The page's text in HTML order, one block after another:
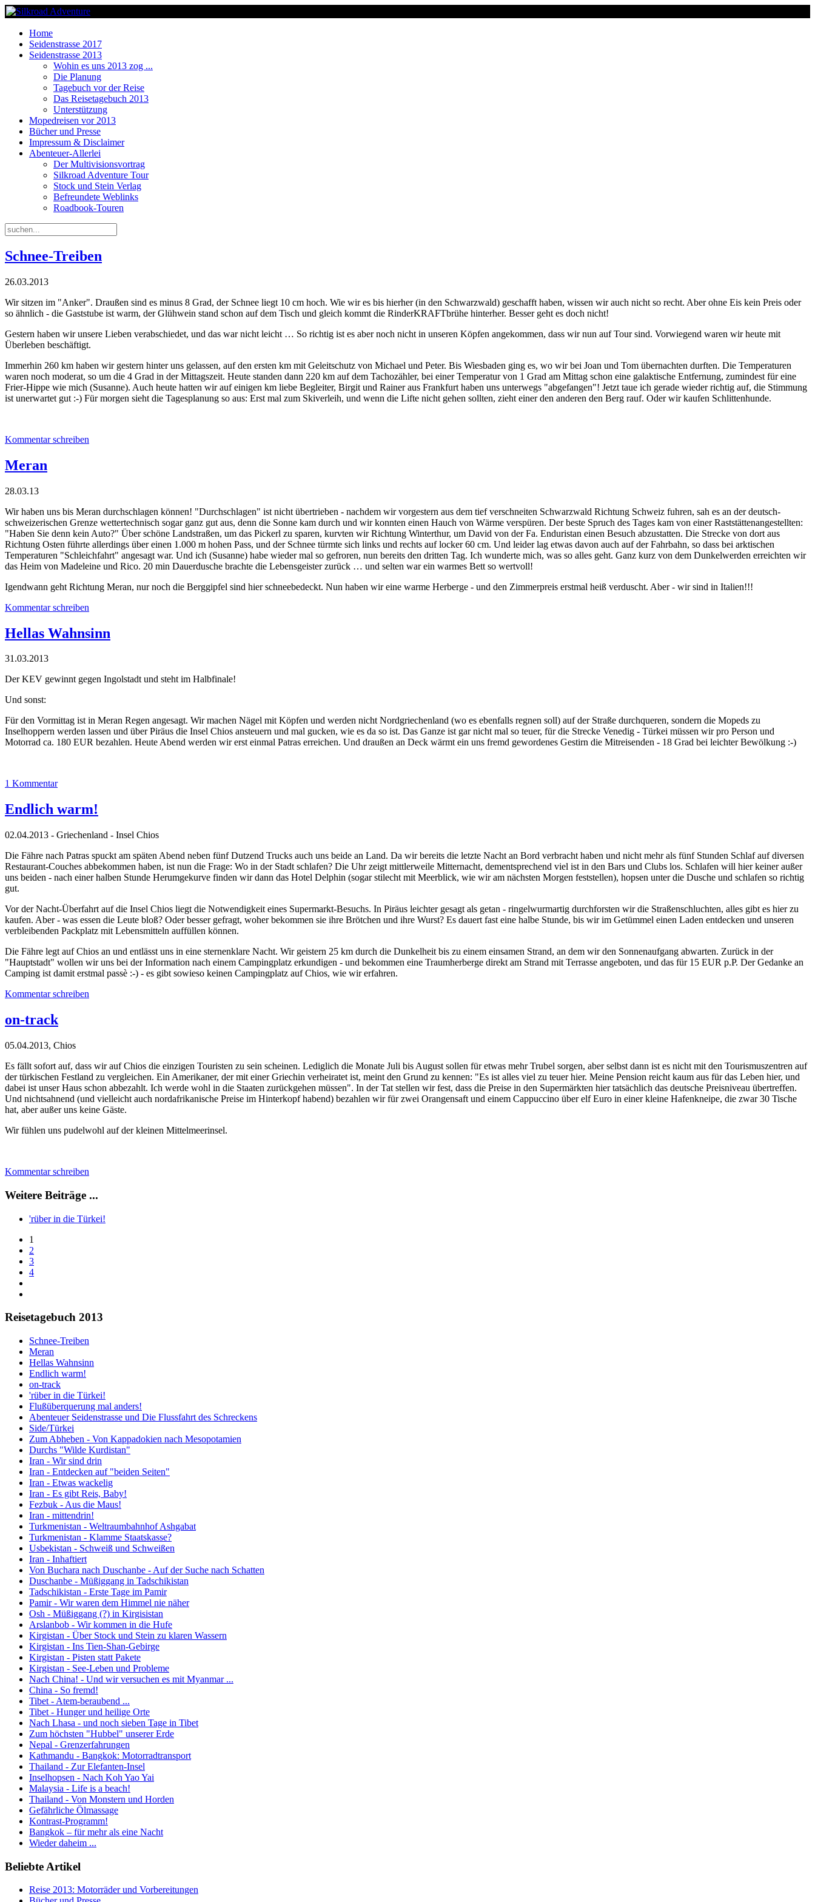
Home
Seidenstrasse 2017
Seidenstrasse 2013
Wohin es uns 2013 zog ...
Die Planung
Tagebuch vor der Reise
Das Reisetagebuch 2013
Unterstützung
Mopedreisen vor 2013
Bücher und Presse
Impressum & Disclaimer
Abenteuer-Allerlei
Der Multivisionsvortrag
Silkroad Adventure Tour
Stock und Stein Verlag
Befreundete Weblinks
Roadbook-Touren
Schnee-Treiben
26.03.2013
Wir sitzen im "Anker". Draußen sind es minus 8 Grad, der Schnee liegt 10 cm hoch. Wie wir es bis hierher (in den Schwarzwald) geschafft haben, wissen wir auch nicht so recht. Aber ohne Eis kein Preis oder
so ähnlich - die Gaststube ist warm, der Glühwein stand schon auf dem Tisch und gleich kommt die RinderKRAFTbrühe hinterher. Besser geht es doch nicht!
Gestern haben wir unsere Lieben verabschiedet, und das war nicht leicht … So richtig ist es aber noch nicht in unseren Köpfen angekommen, dass wir nun auf Tour sind. Vorwiegend waren wir heute mit
Überleben beschäftigt.
Immerhin 260 km haben wir gestern hinter uns gelassen, auf den ersten km mit Geleitschutz von Michael und Peter. Bis Wiesbaden ging es, wo wir bei Joan und Tom übernachten durften. Die Temperaturen
waren noch moderat, so um die 4 Grad in der Mittagszeit. Heute standen dann 220 km auf dem Tachozähler, bei einer Temperatur von 1 Grad am Mittag schon eine galaktische Entfernung, zumindest für eine
Frier-Hippe wie mich (Susanne). Auch heute hatten wir auf einigen km liebe Begleiter, Birgit und Rainer aus Frankfurt haben uns unterwegs "abgefangen"! Jetzt taue ich gerade wieder richtig auf, die Stimmung
ist unerwartet gut :-) Für morgen sieht die Tagesplanung so aus: Erst mal zum Skiverleih, und wenn die Lifte nicht gehen sollten, zieht einer den anderen den Berg rauf. Oder wir kaufen Schlittenhunde.
Kommentar schreiben
Meran
28.03.13
Wir haben uns bis Meran durchschlagen können! "Durchschlagen" ist nicht übertrieben - nachdem wir vorgestern aus dem tief verschneiten Schwarzwald Richtung Schweiz fuhren, sah es an der deutsch-
schweizerischen Grenze wettertechnisch sogar ganz gut aus, denn die Sonne kam durch und wir konnten einen Hauch von Wärme verspüren. Der beste Spruch des Tages kam von einer Raststättenangestellten:
"Haben Sie denn kein Auto?" Über schöne Landstraßen, um das Pickerl zu sparen, kurvten wir Richtung Winterthur, um David von der Fa. Enduristan einen Besuch abzustatten. Die Strecke von dort aus
Richtung Osten führte allerdings über einen 1.000 m hohen Pass, und der Schnee türmte sich links und rechts auf locker 60 cm. Und leider lag etwas davon auch auf der Fahrbahn, so dass bei arktischen
Temperaturen "Schleichfahrt" angesagt war. Und ich (Susanne) habe wieder mal so gefroren, nun bereits den dritten Tag. Ich wunderte mich, was so alles geht. Ganz kurz von dem Dunkelwerden erreichten wir
das Heim von Madeleine und Rico. 20 min Dauerdusche brachte die Lebensgeister zurück … und selten war ein warmes Bett so wertvoll!
Igendwann geht Richtung Meran, nur noch die Berggipfel sind hier schneebedeckt. Nun haben wir eine warme Herberge - und den Zimmerpreis erstmal heiß verduscht. Aber - wir sind in Italien!!!
Kommentar schreiben
Hellas Wahnsinn
31.03.2013
Der KEV gewinnt gegen Ingolstadt und steht im Halbfinale!
Und sonst:
Für den Vormittag ist in Meran Regen angesagt. Wir machen Nägel mit Köpfen und werden nicht Nordgriechenland (wo es ebenfalls regnen soll) auf der Straße durchqueren, sondern die Mopeds zu
Inselhoppern werden lassen und über Piräus die Insel Chios ansteuern und mal gucken, wie es da so ist. Das Ganze ist gar nicht mal so teuer, für die Strecke Venedig - Türkei müssen wir pro Person und
Motorrad ca. 180 EUR bezahlen. Heute Abend werden wir erst einmal Patras erreichen. Und draußen an Deck wärmt ein uns fremd gewordenes Gestirn die Mitreisenden - 18 Grad bei leichter Bewölkung :-)
1 Kommentar
Endlich warm!
02.04.2013 - Griechenland - Insel Chios
Die Fähre nach Patras spuckt am späten Abend neben fünf Dutzend Trucks auch uns beide an Land. Da wir bereits die letzte Nacht an Bord verbracht haben und nicht mehr als fünf Stunden Schlaf auf diversen
Restaurant-Couches abbekommen haben, ist nun die Frage: Wo in der Stadt schlafen? Die Uhr zeigt mittlerweile Mitternacht, dementsprechend viel ist in den Bars und Clubs los. Schlafen will hier keiner außer
uns beiden - nach einer halben Stunde Herumgekurve finden wir dann das Hotel Delphin (sogar stilecht mit Meerblick, wie wir am nächsten Morgen feststellen), hopsen unter die Dusche und schlafen so richtig
gut.
Vor der Nacht-Überfahrt auf die Insel Chios liegt die Notwendigkeit eines Supermarkt-Besuchs. In Piräus leichter gesagt als getan - ringelwurmartig durchforsten wir die Straßenschluchten, alles gibt es hier zu
kaufen. Aber - was essen die Leute bloß? Oder besser gefragt, woher bekommen sie ihre Brötchen und ihre Wurst? Es dauert fast eine halbe Stunde, bis wir im Getümmel einen Laden entdecken und unseren
verbleibenden Packplatz mit Lebensmitteln auffüllen können.
Die Fähre legt auf Chios an und entlässt uns in eine sternenklare Nacht. Wir geistern 25 km durch die Dunkelheit bis zu einem einsamen Strand, an dem wir den Sonnenaufgang abwarten. Zurück in der
"Hauptstadt" wollen wir uns bei der Information nach einem Campingplatz erkundigen - und bekommen eine Traumherberge direkt am Strand mit Terrasse angeboten, und das für 15 EUR p.P. Der Gedanke an
Camping ist damit erstmal passè :-) - es gibt sowieso keinen Campingplatz auf Chios, wie wir erfahren.
Kommentar schreiben
on-track
05.04.2013, Chios
Es fällt sofort auf, dass wir auf Chios die einzigen Touristen zu sein scheinen. Lediglich die Monate Juli bis August sollen für etwas mehr Trubel sorgen, aber selbst dann ist es nicht mit den Tourismuszentren auf
der türkischen Festland zu vergleichen. Ein Amerikaner, der mit einer Griechin verheiratet ist, meint den Grund zu kennen: "Es ist alles viel zu teuer hier. Meine Pension reicht kaum aus für das Leben hier, und
dabei ist unser Haus schon abbezahlt. Ich werde wohl in die Staaten zurückgehen müssen". In der Tat stellen wir fest, dass die Preise in den Supermärkten hier tatsächlich das deutsche Preisniveau übertreffen.
Und nichtsahnend (und vielleicht auch nordafrikanische Preise im Hinterkopf habend) bezahlen wir für zwei Orangensaft und einem Cappuccino über elf Euro in einer kleine Hafenkneipe, die zwar 30 Tische
hat, aber außer uns keine Gäste.
Wir fühlen uns pudelwohl auf der kleinen Mittelmeerinsel.
Kommentar schreiben
Weitere Beiträge ...
'rüber in die Türkei!
1
2
3
4
Reisetagebuch 2013
Schnee-Treiben
Meran
Hellas Wahnsinn
Endlich warm!
on-track
'rüber in die Türkei!
Flußüberquerung mal anders!
Abenteuer Seidenstrasse und Die Flussfahrt des Schreckens
Side/Türkei
Zum Abheben - Von Kappadokien nach Mesopotamien
Durchs "Wilde Kurdistan"
Iran - Wir sind drin
Iran - Entdecken auf "beiden Seiten"
Iran - Etwas wackelig
Iran - Es gibt Reis, Baby!
Fezbuk - Aus die Maus!
Iran - mittendrin!
Turkmenistan - Weltraumbahnhof Ashgabat
Turkmenistan - Klamme Staatskasse?
Usbekistan - Schweiß und Schweißen
Iran - Inhaftiert
Von Buchara nach Duschanbe - Auf der Suche nach Schatten
Duschanbe - Müßiggang in Tadschikistan
Tadschikistan - Erste Tage im Pamir
Pamir - Wir waren dem Himmel nie näher
Osh - Müßiggang (?) in Kirgisistan
Arslanbob - Wir kommen in die Hufe
Kirgistan - Über Stock und Stein zu klaren Wassern
Kirgistan - Ins Tien-Shan-Gebirge
Kirgistan - Pisten statt Pakete
Kirgistan - See-Leben und Probleme
Nach China! - Und wir versuchen es mit Myanmar ...
China - So fremd!
Tibet - Atem-beraubend ...
Tibet - Hunger und heilige Orte
Nach Lhasa - und noch sieben Tage in Tibet
Zum höchsten "Hubbel" unserer Erde
Nepal - Grenzerfahrungen
Kathmandu - Bangkok: Motorradtransport
Thailand - Zur Elefanten-Insel
Inselhopsen - Nach Koh Yao Yai
Malaysia - Life is a beach!
Thailand - Von Monstern und Horden
Gefährliche Ölmassage
Kontrast-Programm!
Bangkok – für mehr als eine Nacht
Wieder daheim ...
Beliebte Artikel
Reise 2013: Motorräder und Vorbereitungen